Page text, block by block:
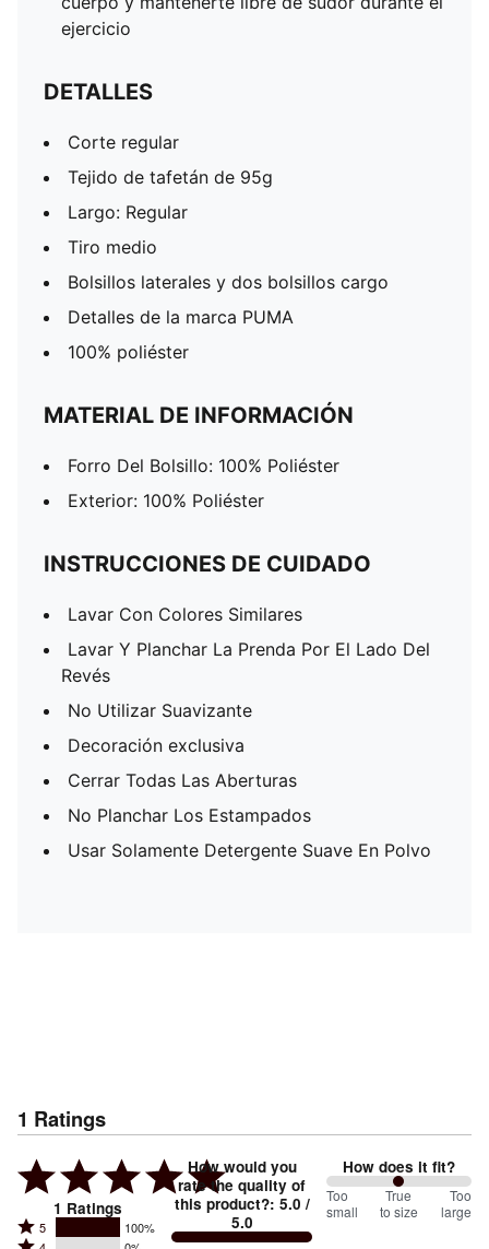
ejercicio
DETALLES
Corte regular
Tejido de tafetán de 95g
Largo: Regular
Tiro medio
Bolsillos laterales y dos bolsillos cargo
Detalles de la marca PUMA
100% poliéster
MATERIAL DE INFORMACIÓN
Forro Del Bolsillo: 100% Poliéster
Exterior: 100% Poliéster
INSTRUCCIONES DE CUIDADO
Lavar Con Colores Similares
Lavar Y Planchar La Prenda Por El Lado Del
Revés
No Utilizar Suavizante
Decoración exclusiva
Cerrar Todas Las Aberturas
No Planchar Los Estampados
Usar Solamente Detergente Suave En Polvo
1 Ratings
1 Ratings
Rated
5 100%
How would you
rate the quality of
this product?: 5.0 /
5.0
How does it fit?
100
between
Too
small
True
to size
Too
large